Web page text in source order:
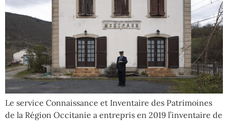
Le service Connaissance et Inventaire des Patrimoines
de la Région Occitanie a entrepris en 2019 l’inventaire de